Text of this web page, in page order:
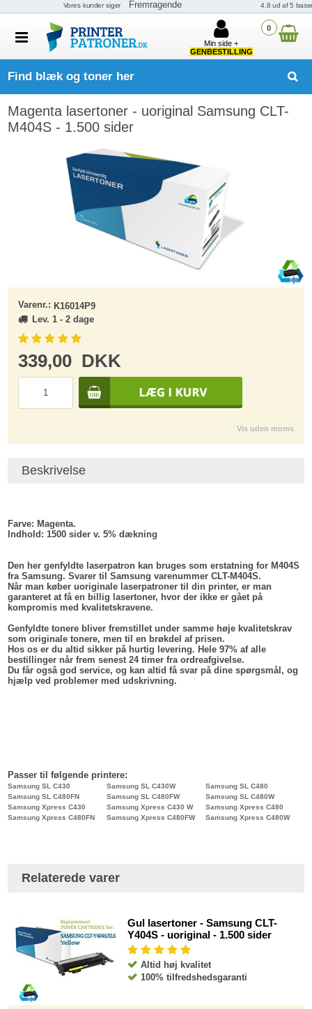
0
Min side +
GENBESTILLING
Find blæk og toner her
Magenta lasertoner - uoriginal Samsung CLT-
M404S - 1.500 sider
Varenr.: K16014P9
Lev. 1 - 2 dage
339,00 DKK
Vis uden moms
Beskrivelse
Farve: Magenta.
Indhold: 1500 sider v. 5% dækning
Den her genfyldte laserpatron kan bruges som erstatning for M404S
fra Samsung. Svarer til Samsung varenummer CLT-M404S.
Når man køber uoriginale laserpatroner til din printer, er man
garanteret at få en billig lasertoner, hvor der ikke er gået på
kompromis med kvalitetskravene.
Genfyldte tonere bliver fremstillet under samme høje kvalitetskrav
som originale tonere, men til en brøkdel af prisen.
Hos os er du altid sikker på hurtig levering. Hele 97% af alle
bestillinger når frem senest 24 timer fra ordreafgivelse.
Du får også god service, og kan altid få svar på dine spørgsmål, og
hjælp ved problemer med udskrivning.
Passer til følgende printere:
Samsung SL C430 Samsung SL C430W
Samsung SL C480
Samsung SL C480FN
Samsung SL C480FW
Samsung SL C480W
Samsung Xpress C430
Samsung Xpress C430 W
Samsung Xpress C480
Samsung Xpress C480FN
Samsung Xpress C480FW Samsung Xpress C480W
Relaterede varer
Gul lasertoner - Samsung CLT-
Y404S - uoriginal - 1.500 sider
Altid høj kvalitet
100% tilfredshedsgaranti